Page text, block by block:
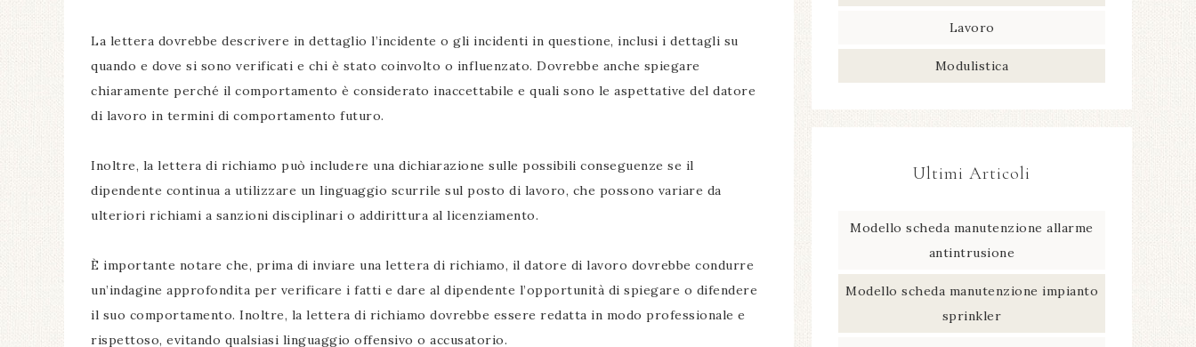
La lettera dovrebbe descrivere in dettaglio l’incidente o gli incidenti in questione, inclusi i dettagli su
quando e dove si sono verificati e chi è stato coinvolto o influenzato. Dovrebbe anche spiegare
chiaramente perché il comportamento è considerato inaccettabile e quali sono le aspettative del datore
di lavoro in termini di comportamento futuro.
Inoltre, la lettera di richiamo può includere una dichiarazione sulle possibili conseguenze se il
dipendente continua a utilizzare un linguaggio scurrile sul posto di lavoro, che possono variare da
ulteriori richiami a sanzioni disciplinari o addirittura al licenziamento.
È importante notare che, prima di inviare una lettera di richiamo, il datore di lavoro dovrebbe condurre
un’indagine approfondita per verificare i fatti e dare al dipendente l’opportunità di spiegare o difendere
il suo comportamento. Inoltre, la lettera di richiamo dovrebbe essere redatta in modo professionale e
rispettoso, evitando qualsiasi linguaggio offensivo o accusatorio.
Lavoro
Modulistica
Ultimi Articoli
Modello scheda manutenzione allarme
antintrusione​
Modello scheda manutenzione impianto
sprinkler​